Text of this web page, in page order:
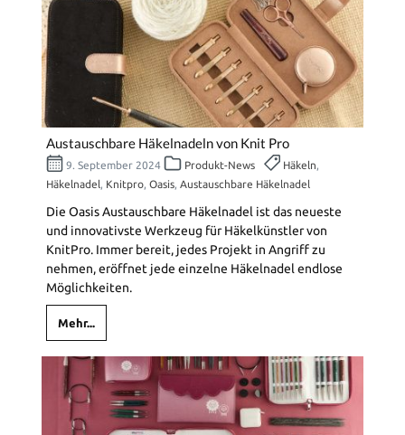
Austauschbare Häkelnadeln von Knit Pro
9. September 2024 Produkt-News Häkeln,
Häkelnadel , Knitpro, Oasis, Austauschbare Häkelnadel
Die Oasis Austauschbare Häkelnadel ist das neueste
und innovativste Werkzeug für Häkelkünstler von
KnitPro. Immer bereit, jedes Projekt in Angriff zu
nehmen, eröffnet jede einzelne Häkelnadel endlose
Möglichkeiten.
Mehr...